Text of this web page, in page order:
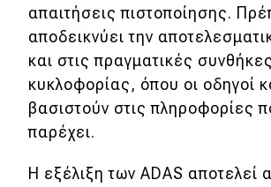
απαιτήσεις πιστοποίησης.
αποδεικνύει την
και στις πραγματικές συνθήκες
κυκλοφορίας, όπου οι οδηγοί
βασιστούν στις πληροφορίες
παρέχει.
Η εξέλιξη των ADAS αποτελεί